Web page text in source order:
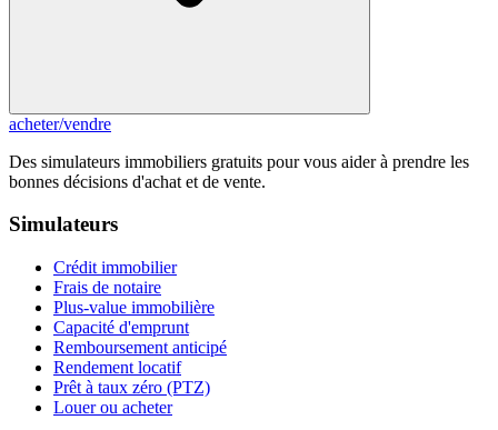
acheter/vendre
Des simulateurs immobiliers gratuits pour vous aider à prendre les
bonnes décisions d'achat et de vente.
Simulateurs
Crédit immobilier
Frais de notaire
Plus-value immobilière
Capacité d'emprunt
Remboursement anticipé
Rendement locatif
Prêt à taux zéro (PTZ)
Louer ou acheter